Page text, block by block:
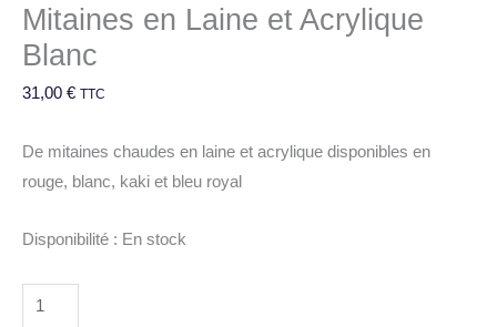
Mitaines en Laine et Acrylique
Blanc
31,00 € TTC
De mitaines chaudes en laine et acrylique disponibles en
rouge, blanc, kaki et bleu royal
Disponibilité : En stock